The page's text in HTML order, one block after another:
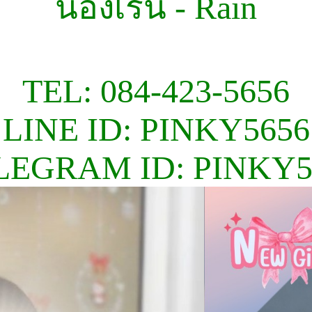
น้องเรน - Rain
TEL: 084-423-5656
LINE ID: PINKY5656
ID: